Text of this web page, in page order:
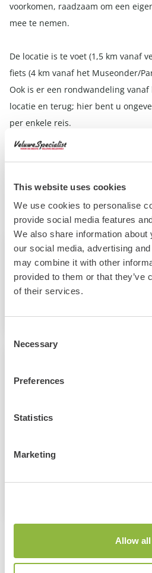
This website uses cookies
We use cookies to personalise
provide social media features
We also share information
our social media, advertising
may combine it with other
provided to them or that they’ve
of their services.
Selection
Necessary
Preferences
Statistics
Marketing
Allow all
voorkomen, raadzaam om een
mee te nemen.
De locatie is te voet (1,5 km vanaf
fiets (4 km vanaf het Museonder/
Ook is er een rondwandeling
locatie en terug; hier bent u
per enkele reis.
Er kan op locatie tot 17:00 geknipt
Museonder gehaald worden tot
Helaas!
Dit evenement al geweest. Wil
evenementen bekijken? Klik op
Houtkampweg 9, Otterlo , Otterlo/
24 Augustus 2025
Volwassene: gratis - excl.
Bekijk ook deze